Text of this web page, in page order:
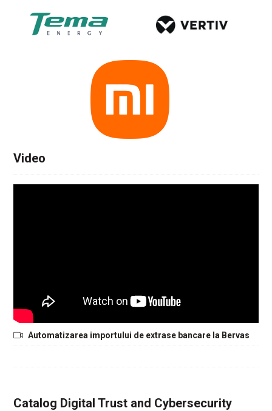
Video
Automatizarea importului de extrase bancare la Bervas
Catalog Digital Trust and Cybersecurity